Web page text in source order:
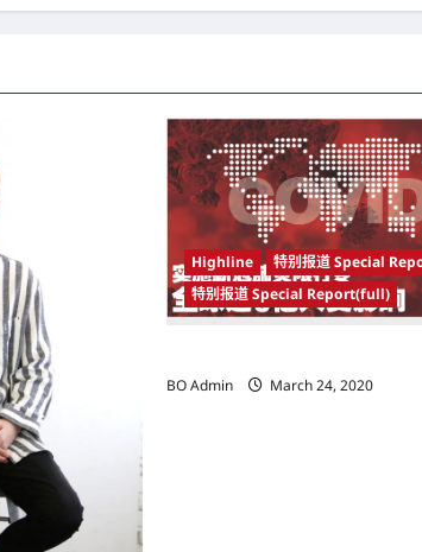
Highline
特别报道 Special
特别报道 Special Report(full)
BO Admin
March 24, 2020